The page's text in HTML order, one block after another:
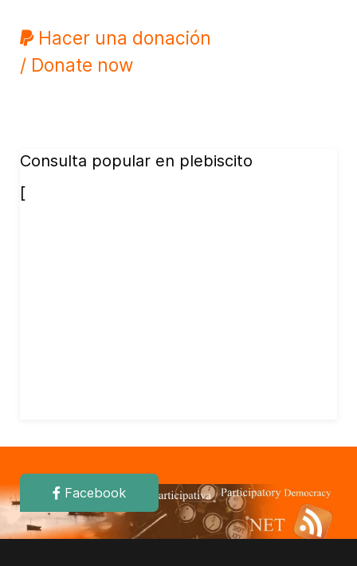
Hacer una donación
/ Donate now
Consulta popular en plebiscito
[
Facebook